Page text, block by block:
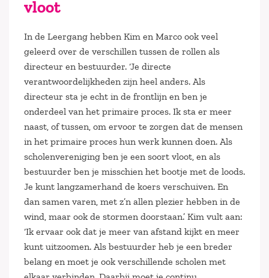
vloot
In de Leergang hebben Kim en Marco ook veel
geleerd over de verschillen tussen de rollen als
directeur en bestuurder. ‘Je directe
verantwoordelijkheden zijn heel anders. Als
directeur sta je echt in de frontlijn en ben je
onderdeel van het primaire proces. Ik sta er meer
naast, of tussen, om ervoor te zorgen dat de mensen
in het primaire proces hun werk kunnen doen. Als
scholenvereniging ben je een soort vloot, en als
bestuurder ben je misschien het bootje met de loods.
Je kunt langzamerhand de koers verschuiven. En
dan samen varen, met z’n allen plezier hebben in de
wind, maar ook de stormen doorstaan.’ Kim vult aan:
‘Ik ervaar ook dat je meer van afstand kijkt en meer
kunt uitzoomen. Als bestuurder heb je een breder
belang en moet je ook verschillende scholen met